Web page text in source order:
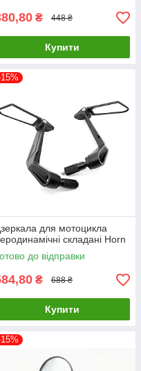
₴ 448 ₴
Купити
для мотоцикла
складані Horn
до відправки
₴ 688 ₴
Купити